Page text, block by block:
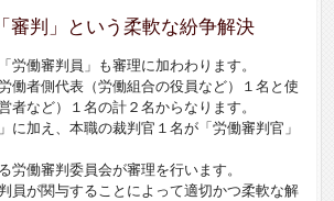
判」という柔軟な紛争解決
労働審判員」も審理に加わわります。
働者側代表（労働組合の役員など）１名と使
者など）１名の計２名からなります。
に加え、本職の裁判官１名が「労働審判官」
労働審判委員会が審理を行います。
員が関与することによって適切かつ柔軟な解